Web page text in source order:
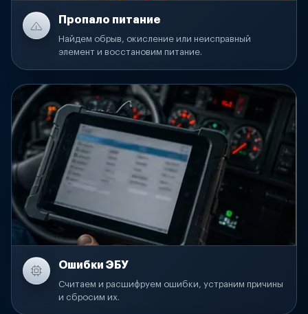
Пропало питание
Найдем обрыв, окисление или неисправный
элемент и восстановим питание.
Ошибки ЭБУ
Считаем и расшифруем ошибки, устраним причины
и сбросим их.